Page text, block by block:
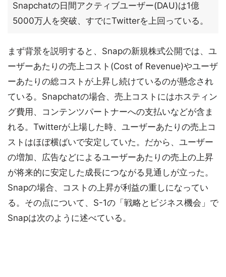
Snapchatの日間アクティブユーザー(DAU)は1億
5000万人を突破、すでにTwitterを上回っている。
まず背景を説明すると、Snapの新規株式公開では、ユ
ーザーあたりの売上コスト(Cost of Revenue)やユーザ
ーあたりの総コストが上昇し続けているのが懸念され
ている。Snapchatの場合、売上コストにはホスティン
グ費用、コンテンツパートナーへの支払いなどが含ま
れる。Twitterが上場した時、ユーザーあたりの売上コ
ストはほぼ横ばいで安定していた。だから、ユーザー
の増加、広告などによるユーザーあたりの売上の上昇
が将来的に安定した成長につながる見通しが立った。
Snapの場合、コストの上昇が利益の重しになってい
る。その点について、S-1の「戦略とビジネス機会」で
Snapは次のように述べている。